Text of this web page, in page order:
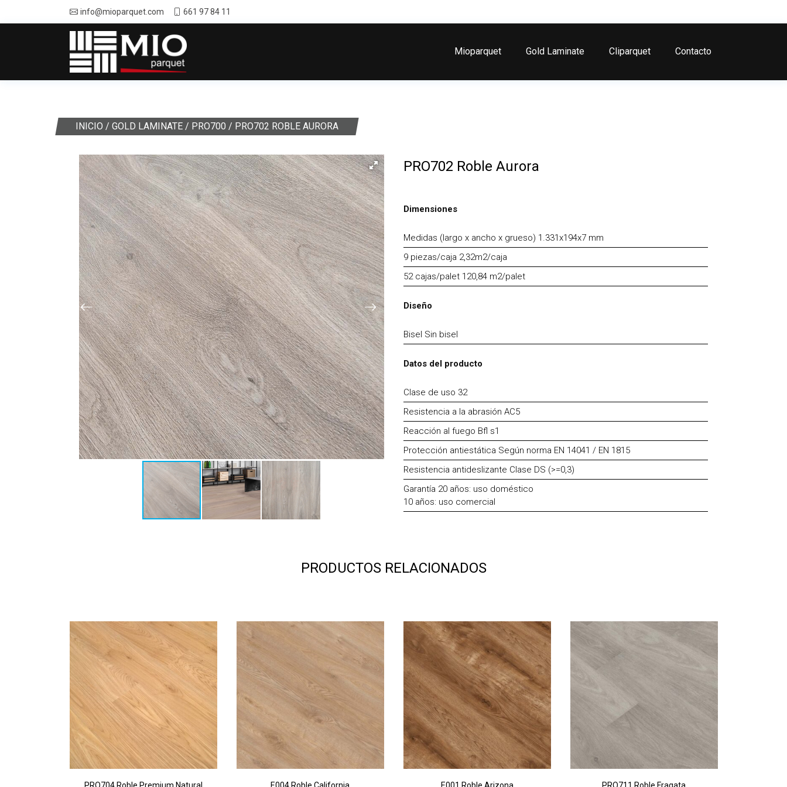
info@mioparquet.com 661 97 84 11
Mioparquet Gold Laminate Cliparquet Contacto
INICIO / GOLD LAMINATE/ PRO700 / PRO702 ROBLE AURORA
PRO702 Roble Aurora
Dimensiones
Medidas (largo x ancho x grueso) 1.331x194x7 mm
9 piezas/caja 2,32m2/caja
52 cajas/palet 120,84 m2/palet
Diseño
Bisel Sin bisel
Datos del producto
Clase de uso 32
Resistencia a la abrasión AC5
Reacción al fuego Bfl s1
Protección antiestática Según norma EN 14041 / EN 1815
Resistencia antideslizante Clase DS (>=0,3)
Garantía 20 años: uso doméstico
10 años: uso comercial
PRODUCTOS RELACIONADOS
PRO704 Roble Premium Natural E004 Roble California E001 Roble Arizona PRO711 Roble Fragata